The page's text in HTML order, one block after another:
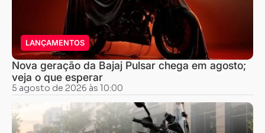
LANÇAMENTOS
Nova geração da Bajaj Pulsar chega em agosto;
veja o que esperar
5 agosto de 2026 às 10:00